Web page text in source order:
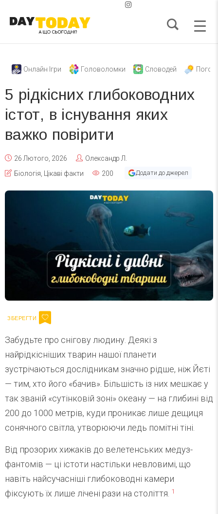
Онлайн Ігри Головоломки Словодей
5 рідкісних глибоководних
істот, в існування яких
важко повірити
26 Лютого, 2026
Олександр Л.
Біологія
Цікаві факти 200 Додати до джерел
Забудьте про снігову людину. Деякі з
найрідкісніших тварин нашої планети
зустрічаються дослідникам значно рідше, ніж Йєті
— тим, хто його «бачив». Більшість із них мешкає у
так званій «сутінковій зоні» океану — на глибині від
200 до 1000 метрів, куди проникає лише дещиця
сонячного світла, утворюючи ледь помітні тіні.
Від прозорих хижаків до велетенських медуз-
фантомів — ці істоти настільки невловимі, що
навіть найсучасніші глибоководні камери
фіксують їх лише лічені рази на століття. 1